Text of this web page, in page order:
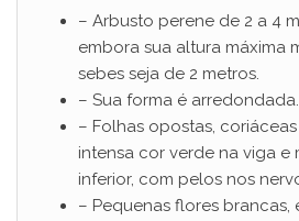
– Arbusto perene de 2 a 4
embora sua altura máxima
sebes seja de 2 metros.
– Sua forma é arredondada.
– Folhas opostas,
intensa cor verde na viga e
inferior, com pelos nos
– Pequenas flores brancas,